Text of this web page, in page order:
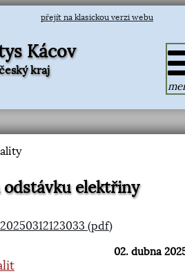
přejít na klasickou verzi webu
Kácov
kraj
elektřiny
(pdf)
02. dubna